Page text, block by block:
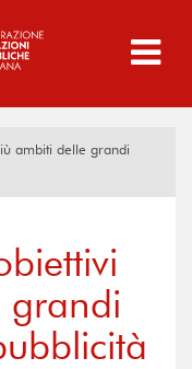
ambiti delle grandi
grandi